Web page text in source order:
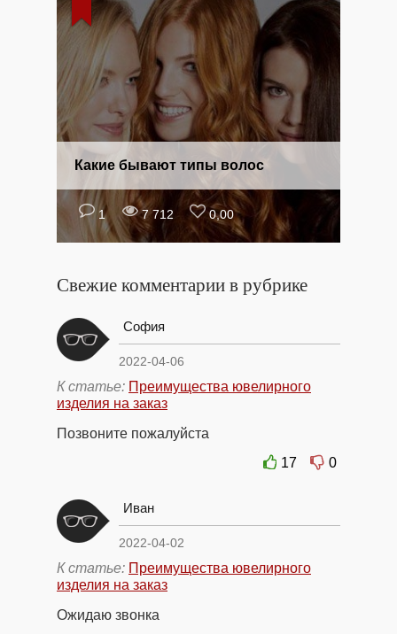
1 7 712 0,00
Какие бывают типы волос
Свежие комментарии в рубрике
София
2022-04-06
К статье: Преимущества ювелирного
изделия на заказ
Позвоните пожалуйста
17
0
Иван
2022-04-02
К статье: Преимущества ювелирного
изделия на заказ
Ожидаю звонка